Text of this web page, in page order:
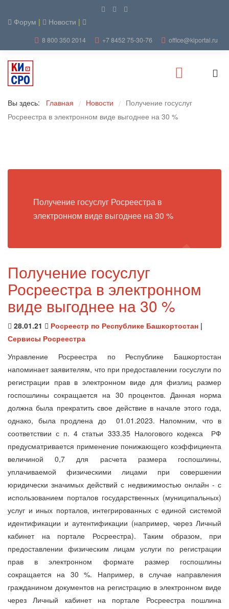
Форум | Новости |
8 800 350 2014 +7 8452 75-30-76 office@kiportal.ru
Вы здесь: Главная / Новости / Получение госуслуг
Росреестра в электронном виде выгоднее на 30 %
Получение госуслуг Росреестра в
электронном виде выгоднее на 30 %
Получение госуслуг
Росреестра в электронном
виде выгоднее на 30 %
28.01.21 Росреестр по Республике Башкортостан |
Сервисы Росреестра
Управление Росреестра по Республике Башкортостан
напоминает заявителям, что при предоставлении госуслуги по
регистрации прав в электронном виде для физлиц размер
госпошлины сокращается на 30 процентов. Данная норма
должна была прекратить свое действие в начале этого года,
однако, была продлена до 01.01.2023. Напомним, что в
соответствии с п. 4 статьи 333.35 Налогового кодекса РФ
предусматривается применение понижающего коэффициента
величиной 0,7 для расчета размера госпошлины,
уплачиваемой физическими лицами при совершении
юридически значимых действий с недвижимостью онлайн - с
использованием порталов государственных (муниципальных)
услуг и иных порталов, интегрированных с единой системой
идентификации и аутентификации (например, через Личный
кабинет на портале Росреестра). Таким образом, при
предоставлении физическим лицам услуги по регистрации
прав в электронном формате размер госпошлины
сокращается на 30 %. Например, в случае направления
гражданином документов на регистрацию в электронном виде
через Личный кабинет на портале Росреестра пошлина